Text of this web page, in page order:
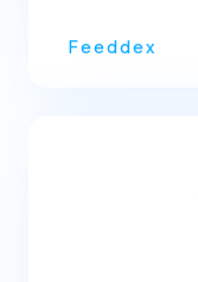
Feeddex